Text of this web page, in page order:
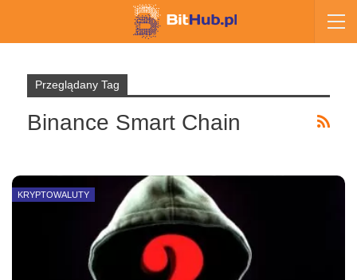
Przeglądany Tag
Binance Smart Chain
KRYPTOWALUTY